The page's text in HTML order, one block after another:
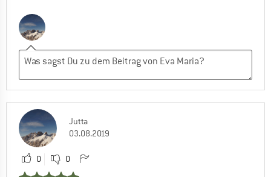
Jutta
03.08.2019
0 0